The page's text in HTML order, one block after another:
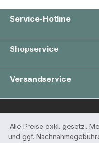
Service-Hotline
Shopservice
Versandservice
Alle Preise exkl. gesetzl.
und ggf.